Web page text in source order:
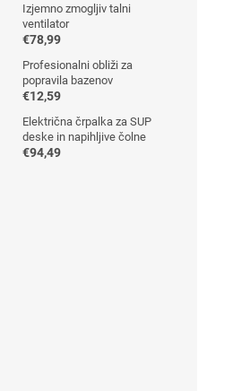
Izjemno zmogljiv talni
ventilator
€78,99
Profesionalni obliži za
popravila bazenov
€12,59
Električna črpalka za SUP
deske in napihljive čolne
€94,49